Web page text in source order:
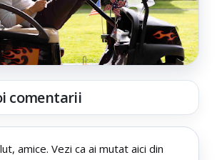
comentarii
amice. Vezi ca ai mutat aici din